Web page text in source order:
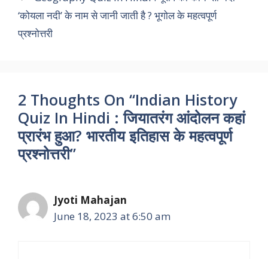
o
k
p
r
I
a
n
‘कोयला नदी’ के नाम से जानी जाती है ? भूगोल के महत्वपूर्ण
प्रश्नोत्तरी
2 Thoughts On “Indian History
Quiz In Hindi : जियातरंग आंदोलन कहां
प्रारंभ हुआ? भारतीय इतिहास के महत्वपूर्ण
प्रश्नोत्तरी”
Jyoti Mahajan
June 18, 2023 at 6:50 am